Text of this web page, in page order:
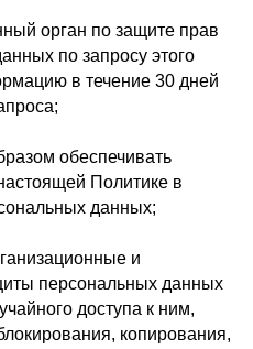
орган по защите прав
по запросу этого
в течение 30 дней
обеспечивать
Политике в
данных;
и
персональных данных
доступа к ним,
копирования,